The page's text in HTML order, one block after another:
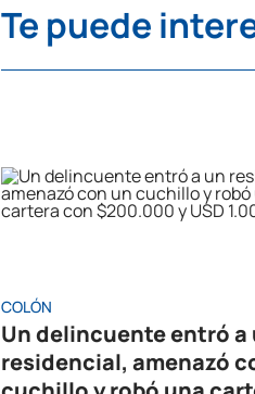
Te puede
COLÓN
Un delincuente entró a
residencial, amenazó